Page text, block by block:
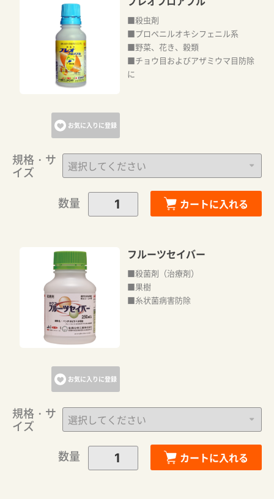
お気に入りに登録
■殺虫剤
■プロペニルオキシフェニル系
■野菜、花き、穀類
■チョウ目およびアザミウマ目防除
に
規格・サ
イズ
数量
カートに入れる
お気に入りに登録
フルーツセイバー
■殺菌剤（治療剤）
■果樹
■糸状菌病害防除
規格・サ
イズ
数量
カートに入れる